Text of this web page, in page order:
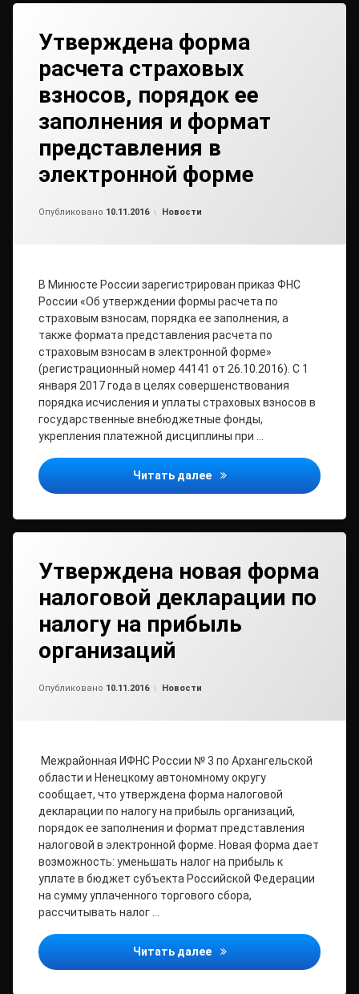
Утверждена форма
расчета страховых
взносов, порядок ее
заполнения и формат
представления в
электронной форме
Опубликовано 10.11.2016 Рубрики:
Новости
В Минюсте России зарегистрирован приказ ФНС
России «Об утверждении формы расчета по
страховым взносам, порядка ее заполнения, а
также формата представления расчета по
страховым взносам в электронной форме»
(регистрационный номер 44141 от 26.10.2016). С 1
января 2017 года в целях совершенствования
порядка исчисления и уплаты страховых взносов в
государственные внебюджетные фонды,
укрепления платежной дисциплины при …
Читать далее Утверждена форма
Утверждена новая форма
налоговой декларации по
налогу на прибыль
организаций
Опубликовано 10.11.2016 Рубрики:
Новости
Межрайонная ИФНС России № 3 по Архангельской
области и Ненецкому автономному округу
сообщает, что утверждена форма налоговой
декларации по налогу на прибыль организаций,
порядок ее заполнения и формат представления
налоговой в электронной форме. Новая форма дает
возможность: уменьшать налог на прибыль к
уплате в бюджет субъекта Российской Федерации
на сумму уплаченного торгового сбора,
рассчитывать налог …
Читать далее Утверждена новая